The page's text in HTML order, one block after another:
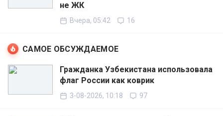
не ЖК
Вчера, 05:42 16
САМОЕ ОБСУЖДАЕМОЕ
Гражданка Узбекистана использовала
флаг России как коврик
3-08-2026, 10:18 97